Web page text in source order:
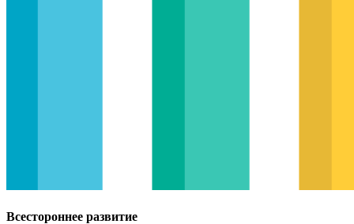
Всестороннее развитие